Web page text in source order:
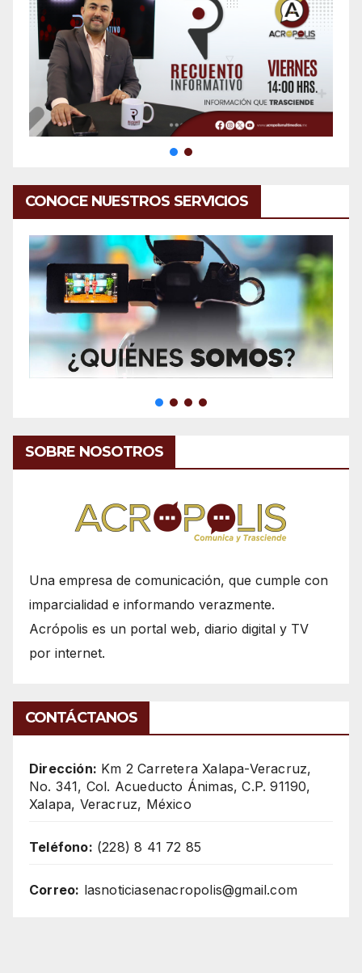
CONOCE NUESTROS SERVICIOS
SOBRE NOSOTROS
Una empresa de comunicación, que cumple con
imparcialidad e informando verazmente.
Acrópolis es un portal web, diario digital y TV
por internet.
CONTÁCTANOS
Dirección: Km 2 Carretera Xalapa-Veracruz,
No. 341, Col. Acueducto Ánimas, C.P. 91190,
Xalapa, Veracruz, México
Teléfono: (228) 8 41 72 85
Correo: lasnoticiasenacropolis@gmail.com